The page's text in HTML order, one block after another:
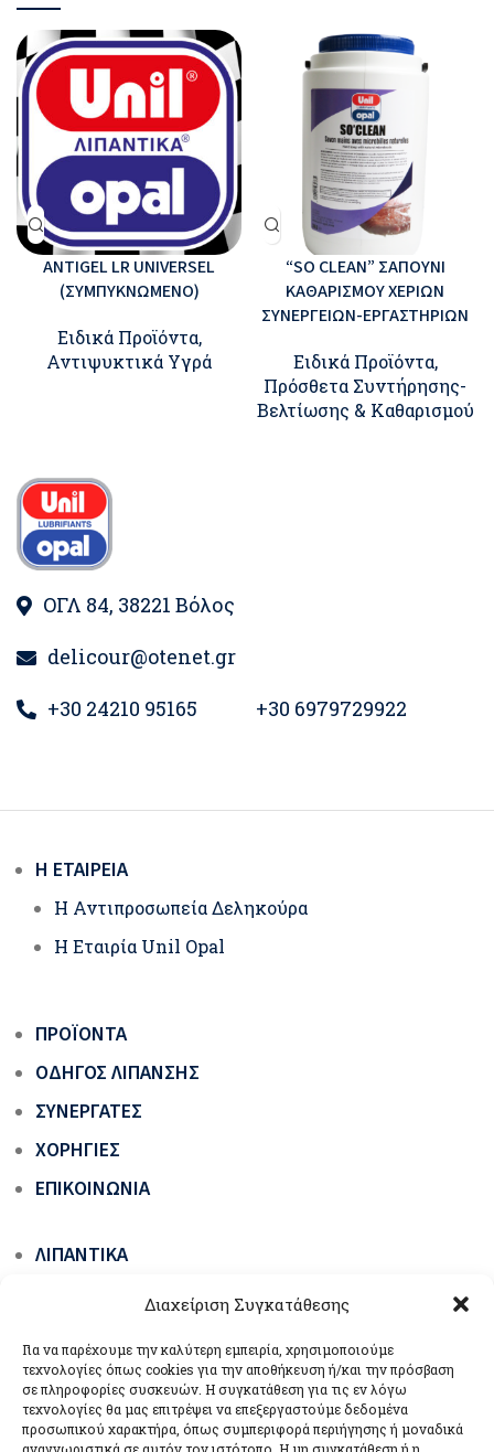
Διαχείριση Συγκατάθεσης
Για να παρέχουμε την καλύτερη εμπειρία, χρησιμοποιούμε
τεχνολογίες όπως cookies για την αποθήκευση ή/και την πρόσβαση
σε πληροφορίες συσκευών. Η συγκατάθεση για τις εν λόγω
τεχνολογίες θα μας επιτρέψει να επεξεργαστούμε δεδομένα
προσωπικού χαρακτήρα, όπως συμπεριφορά περιήγησης ή μοναδικά
ANTIGEL LR UNIVERSEL
(ΣΥΜΠΥΚΝΩΜΕΝΟ)
Ειδικά Προϊόντα,
Αντιψυκτικά Υγρά
“SO CLEAN” ΣΑΠΟΥΝΙ
ΚΑΘΑΡΙΣΜΟΥ ΧΕΡΙΩΝ
ΣΥΝΕΡΓΕΙΩΝ-ΕΡΓΑΣΤΗΡΙΩΝ
Ειδικά Προϊόντα,
Πρόσθετα Συντήρησης-
Βελτίωσης & Καθαρισμού
ΟΓΛ 84, 38221 Βόλος
delicour@otenet.gr
+30 24210 95165
+30 6979729922
Η ΕΤΑΙΡΕΊΑ
Η Αντιπροσωπεία Δεληκούρα
Η Εταιρία Unil Opal
ΠΡΟΪΌΝΤΑ
ΟΔΗΓΌΣ ΛΊΠΑΝΣΗΣ
ΣΥΝΕΡΓΆΤΕΣ
ΧΟΡΗΓΊΕΣ
ΕΠΙΚΟΙΝΩΝΊΑ
ΛΙΠΑΝΤΙΚΆ
ΓΡΆΣΑ ΟΧΗΜΆΤΩΝ & ΜΗΧΑΝΗΜΆΤΩΝ ΈΡΓΩΝ
ΒΙΟΛΙΠΑΝΤΙΚΆ ΟΙΚΟΛΟΓΙΚΆ ΠΡΆΣΙΝΗΣ
ΤΕΧΝΟΛΟΓΊΑΣ
ΣΥΣΚΕΥΈΣ ΛΊΠΑΝΣΗΣ